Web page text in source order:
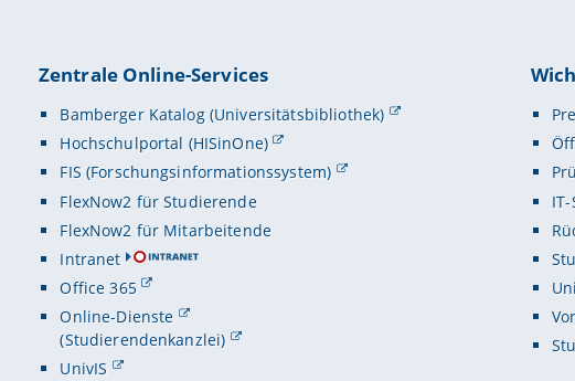
Zentrale Online-Services
Bamberger Katalog (Universitätsbibliothek)
Hochschulportal (HISinOne)
FIS (Forschungsinformationssystem)
FlexNow2 für Studierende
FlexNow2 für Mitarbeitende
Intranet
Office 365
Online-Dienste
(Studierendenkanzlei)
UnivIS